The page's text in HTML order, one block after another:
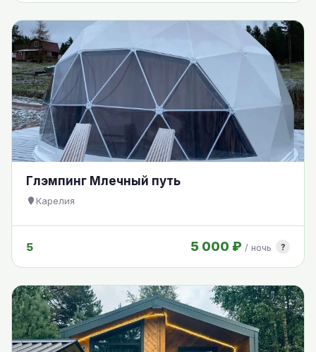
Глэмпинг Млечный путь
Карелия
5 5 000 ₽ / ночь ?